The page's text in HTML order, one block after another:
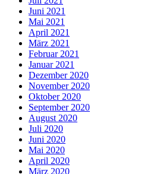
Juni 2021
Mai 2021
April 2021
März 2021
Februar 2021
Januar 2021
Dezember 2020
November 2020
Oktober 2020
September 2020
August 2020
Juli 2020
Juni 2020
Mai 2020
April 2020
März 2020